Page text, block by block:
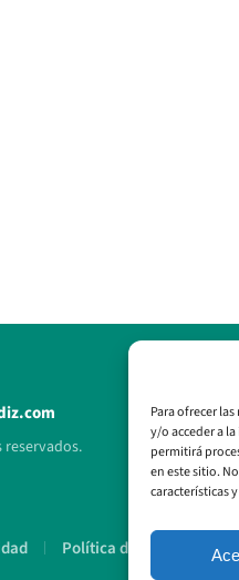
Para ofrecer
y/o acceder a
permitirá
en este sitio.
características
reservados.
Política de Cookies